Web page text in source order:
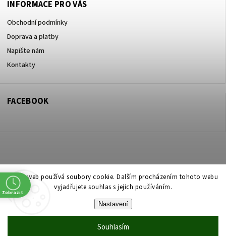
Tento web používá soubory cookie. Dalším procházením tohoto webu
vyjadřujete souhlas s jejich používáním.
Nastavení
Souhlasím
INFORMACE PRO VÁS
Obchodní podmínky
Doprava a platby
Napište nám
Kontakty
FACEBOOK
Vytvořil Shoptet
Copyright 2026 ZOO ve dvoře Praha 5. Všechna práva vyhrazena.
Upravit nastavení cookies
Shoptet| Design
Zobrazit